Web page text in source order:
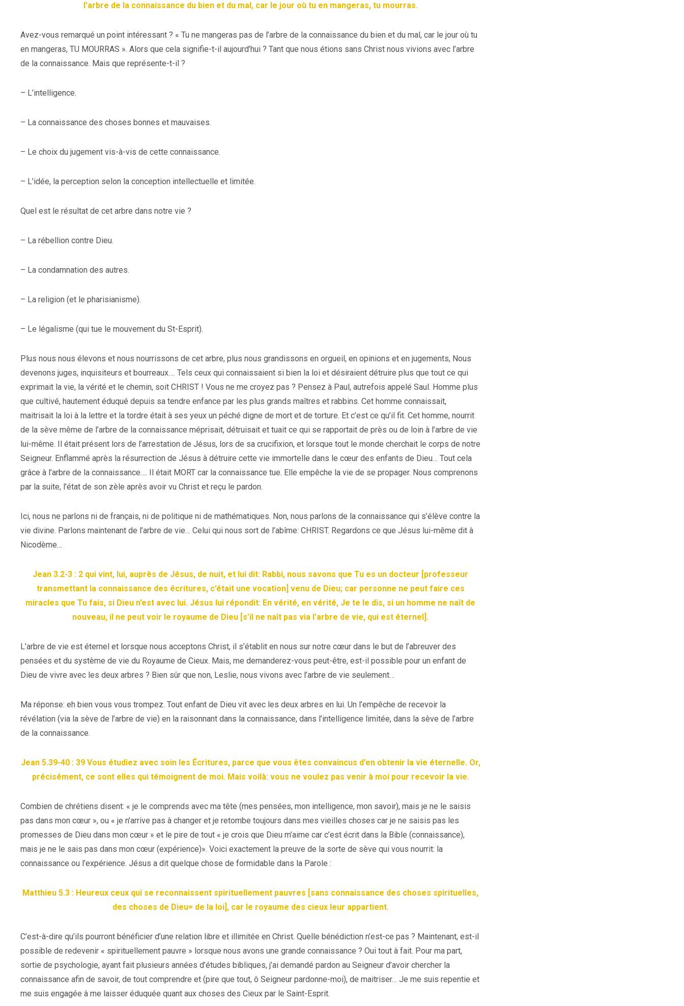
l’arbre de la connaissance du bien et du mal, car le jour où tu en mangeras, tu mourras.
Avez-vous remarqué un point intéressant ? « Tu ne mangeras pas de l’arbre de la connaissance du bien et du mal, car le jour où tu
en mangeras, TU MOURRAS ». Alors que cela signifie-t-il aujourd’hui ? Tant que nous étions sans Christ nous vivions avec l’arbre
de la connaissance. Mais que représente-t-il ?
– L’intelligence.
– La connaissance des choses bonnes et mauvaises.
– Le choix du jugement vis-à-vis de cette connaissance.
– L’idée, la perception selon la conception intellectuelle et limitée.
Quel est le résultat de cet arbre dans notre vie ?
– La rébellion contre Dieu.
– La condamnation des autres.
– La religion (et le pharisianisme).
– Le légalisme (qui tue le mouvement du St-Esprit).
Plus nous nous élevons et nous nourrissons de cet arbre, plus nous grandissons en orgueil, en opinions et en jugements, Nous
devenons juges, inquisiteurs et bourreaux…. Tels ceux qui connaissaient si bien la loi et désiraient détruire plus que tout ce qui
exprimait la vie, la vérité et le chemin, soit CHRIST ! Vous ne me croyez pas ? Pensez à Paul, autrefois appelé Saul. Homme plus
que cultivé, hautement éduqué depuis sa tendre enfance par les plus grands maîtres et rabbins. Cet homme connaissait,
maitrisait la loi à la lettre et la tordre était à ses yeux un péché digne de mort et de torture. Et c’est ce qu’il fit. Cet homme, nourrit
de la sève même de l’arbre de la connaissance méprisait, détruisait et tuait ce qui se rapportait de près ou de loin à l’arbre de vie
lui-même. Il était présent lors de l’arrestation de Jésus, lors de sa crucifixion, et lorsque tout le monde cherchait le corps de notre
Seigneur. Enflammé après la résurrection de Jésus à détruire cette vie immortelle dans le cœur des enfants de Dieu… Tout cela
grâce à l’arbre de la connaissance…. Il était MORT car la connaissance tue. Elle empêche la vie de se propager. Nous comprenons
par la suite, l’état de son zèle après avoir vu Christ et reçu le pardon.
Ici, nous ne parlons ni de français, ni de politique ni de mathématiques. Non, nous parlons de la connaissance qui s’élève contre la
vie divine. Parlons maintenant de l’arbre de vie… Celui qui nous sort de l’abîme: CHRIST. Regardons ce que Jésus lui-même dit à
Nicodème…
Jean 3.2-3 : 2 qui vint, lui, auprès de Jésus, de nuit, et lui dit: Rabbi, nous savons que Tu es un docteur [professeur
transmettant la connaissance des écritures, c’était une vocation] venu de Dieu; car personne ne peut faire ces
miracles que Tu fais, si Dieu n’est avec lui. Jésus lui répondit: En vérité, en vérité, Je te le dis, si un homme ne naît de
nouveau, il ne peut voir le royaume de Dieu [s’il ne naît pas via l’arbre de vie, qui est éternel].
L’arbre de vie est éternel et lorsque nous acceptons Christ, il s’établit en nous sur notre cœur dans le but de l’abreuver des
pensées et du système de vie du Royaume de Cieux. Mais, me demanderez-vous peut-être, est-il possible pour un enfant de
Dieu de vivre avec les deux arbres ? Bien sûr que non, Leslie, nous vivons avec l’arbre de vie seulement…
Ma réponse: eh bien vous vous trompez. Tout enfant de Dieu vit avec les deux arbres en lui. Un l’empêche de recevoir la
révélation (via la sève de l’arbre de vie) en la raisonnant dans la connaissance, dans l’intelligence limitée, dans la sève de l’arbre
de la connaissance.
Jean 5.39-40 : 39 Vous étudiez avec soin les Écritures, parce que vous êtes convaincus d’en obtenir la vie éternelle. Or,
précisément, ce sont elles qui témoignent de moi. Mais voilà: vous ne voulez pas venir à moi pour recevoir la vie.
Combien de chrétiens disent: « je le comprends avec ma tête (mes pensées, mon intelligence, mon savoir), mais je ne le saisis
pas dans mon cœur », ou « je n’arrive pas à changer et je retombe toujours dans mes vieilles choses car je ne saisis pas les
promesses de Dieu dans mon cœur » et le pire de tout « je crois que Dieu m’aime car c’est écrit dans la Bible (connaissance),
mais je ne le sais pas dans mon cœur (expérience)». Voici exactement la preuve de la sorte de sève qui vous nourrit: la
connaissance ou l’expérience. Jésus a dit quelque chose de formidable dans la Parole :
Matthieu 5.3 : Heureux ceux qui se reconnaissent spirituellement pauvres [sans connaissance des choses spirituelles,
des choses de Dieu= de la loi], car le royaume des cieux leur appartient.
C’est-à-dire qu’ils pourront bénéficier d’une relation libre et illimitée en Christ. Quelle bénédiction n’est-ce pas ? Maintenant, est-il
possible de redevenir « spirituellement pauvre » lorsque nous avons une grande connaissance ? Oui tout à fait. Pour ma part,
sortie de psychologie, ayant fait plusieurs années d’études bibliques, j’ai demandé pardon au Seigneur d’avoir chercher la
connaissance afin de savoir, de tout comprendre et (pire que tout, ô Seigneur pardonne-moi), de maitriser… Je me suis repentie et
me suis engagée à me laisser éduquée quant aux choses des Cieux par le Saint-Esprit.